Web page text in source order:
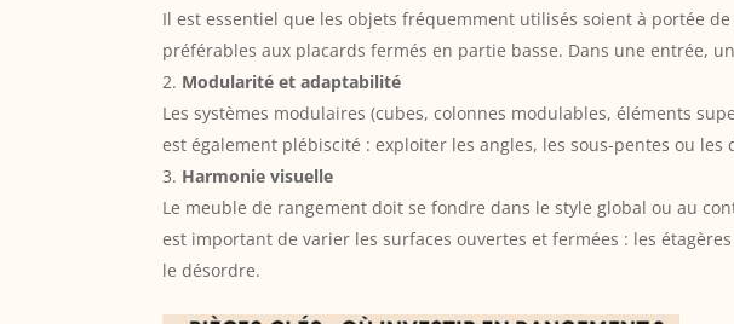
Il est essentiel que les objets fréquemment utilisés soient à portée
préférables aux placards fermés en partie basse. Dans une entrée,
Modularité et adaptabilité
Les systèmes modulaires (cubes, colonnes modulables, éléments
est également plébiscité : exploiter les angles, les sous-pentes ou les
Harmonie visuelle
Le meuble de rangement doit se fondre dans le style global ou au
est important de varier les surfaces ouvertes et fermées : les
le désordre.